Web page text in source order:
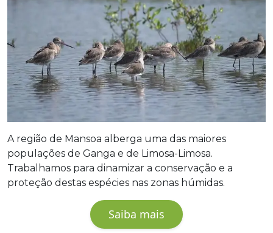
A região de Mansoa alberga uma das maiores
populações de Ganga e de Limosa-Limosa.
Trabalhamos para dinamizar a conservação e a
proteção destas espécies nas zonas húmidas.
Saiba mais